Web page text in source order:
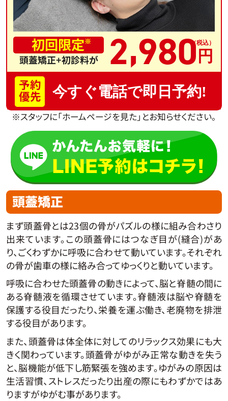
初回限定※
頭蓋矯正+初診料が 2,980
予約
優先 今すぐ電話で即日予約!
※スタッフに「ホームページを見た」とお知らせください。
頭蓋矯正
まず頭蓋骨とは23個の骨がパズルの様に組み合わさり
出来ています。この頭蓋骨にはつなぎ目が(縫合)があ
り、ごくわずかに呼吸に合わせて動いています。それぞれ
の骨が歯車の様に絡み合ってゆっくりと動いています。
呼吸に合わせた頭蓋骨の動きによって、脳と脊髄の間に
ある脊髄液を循環させています。脊髄液は脳や脊髄を
保護する役目だったり、栄養を運ぶ働き、老廃物を排泄
する役目があります。
また、頭蓋骨は体全体に対してのリラックス効果にも大
きく関わっています。頭蓋骨がゆがみ正常な動きを失う
と、脳機能が低下し筋緊張を強めます。ゆがみの原因は
生活習慣、ストレスだったり出産の際にもわずかではあ
りますがゆがむ事があります。